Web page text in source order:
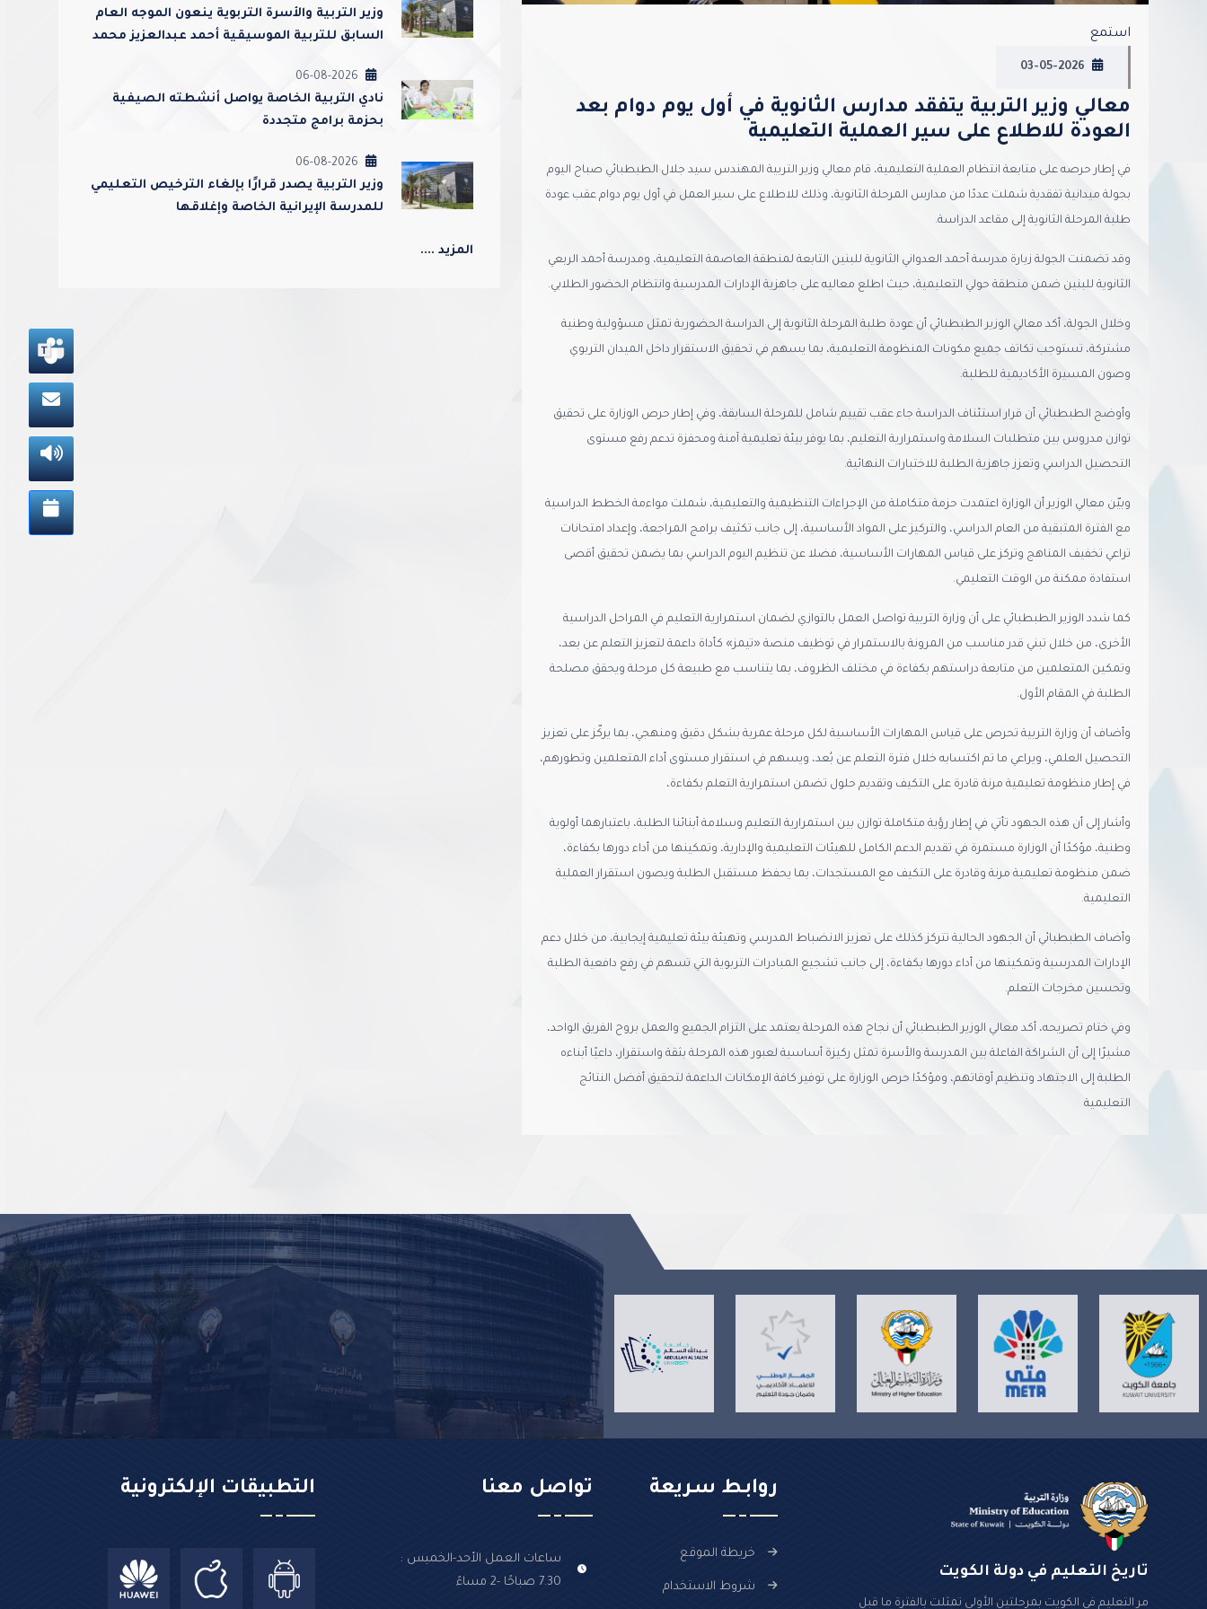
استمع
03-05-2026
معالي وزير التربية يتفقد مدارس الثانوية في أول يوم دوام بعد
العودة للاطلاع على سير العملية التعليمية
في إطار حرصه على متابعة انتظام العملية التعليمية، قام معالي وزير التربية المهندس سيد جلال الطبطبائي صباح اليوم
بجولة ميدانية تفقدية شملت عددًا من مدارس المرحلة الثانوية، وذلك للاطلاع على سير العمل في أول يوم دوام عقب عودة
طلبة المرحلة الثانوية إلى مقاعد الدراسة.
وقد تضمنت الجولة زيارة مدرسة أحمد العدواني الثانوية للبنين التابعة لمنطقة العاصمة التعليمية، ومدرسة أحمد الربعي
الثانوية للبنين ضمن منطقة حولي التعليمية، حيث اطلع معاليه على جاهزية الإدارات المدرسية وانتظام الحضور الطلابي.
وخلال الجولة، أكد معالي الوزير الطبطبائي أن عودة طلبة المرحلة الثانوية إلى الدراسة الحضورية تمثل مسؤولية وطنية
مشتركة، تستوجب تكاتف جميع مكونات المنظومة التعليمية، بما يسهم في تحقيق الاستقرار داخل الميدان التربوي
وصون المسيرة الأكاديمية للطلبة.
وأوضح الطبطبائي أن قرار استئناف الدراسة جاء عقب تقييم شامل للمرحلة السابقة، وفي إطار حرص الوزارة على تحقيق
توازن مدروس بين متطلبات السلامة واستمرارية التعليم، بما يوفر بيئة تعليمية آمنة ومحفزة تدعم رفع مستوى
التحصيل الدراسي وتعزز جاهزية الطلبة للاختبارات النهائية.
وبيّن معالي الوزير أن الوزارة اعتمدت حزمة متكاملة من الإجراءات التنظيمية والتعليمية، شملت مواءمة الخطط الدراسية
مع الفترة المتبقية من العام الدراسي، والتركيز على المواد الأساسية، إلى جانب تكثيف برامج المراجعة، وإعداد امتحانات
تراعي تخفيف المناهج وتركز على قياس المهارات الأساسية، فضلا عن تنظيم اليوم الدراسي بما يضمن تحقيق أقصى
استفادة ممكنة من الوقت التعليمي.
كما شدد الوزير الطبطبائي على أن وزارة التربية تواصل العمل بالتوازي لضمان استمرارية التعليم في المراحل الدراسية
الأخرى، من خلال تبني قدر مناسب من المرونة بالاستمرار في توظيف منصة «تيمز» كأداة داعمة لتعزيز التعلم عن بعد،
وتمكين المتعلمين من متابعة دراستهم بكفاءة في مختلف الظروف، بما يتناسب مع طبيعة كل مرحلة ويحقق مصلحة
الطلبة في المقام الأول.
وأضاف أن وزارة التربية تحرص على قياس المهارات الأساسية لكل مرحلة عمرية بشكل دقيق ومنهجي، بما يركّز على تعزيز
التحصيل العلمي، ويراعي ما تم اكتسابه خلال فترة التعلم عن بُعد، ويسهم في استقرار مستوى أداء المتعلمين وتطورهم،
في إطار منظومة تعليمية مرنة قادرة على التكيف وتقديم حلول تضمن استمرارية التعلم بكفاءة،
وأشار إلى أن هذه الجهود تأتي في إطار رؤية متكاملة توازن بين استمرارية التعليم وسلامة أبنائنا الطلبة، باعتبارهما أولوية
وطنية، مؤكدًا أن الوزارة مستمرة في تقديم الدعم الكامل للهيئات التعليمية والإدارية، وتمكينها من أداء دورها بكفاءة،
ضمن منظومة تعليمية مرنة وقادرة على التكيف مع المستجدات، بما يحفظ مستقبل الطلبة ويصون استقرار العملية
التعليمية.
وأضاف الطبطبائي أن الجهود الحالية تتركز كذلك على تعزيز الانضباط المدرسي وتهيئة بيئة تعليمية إيجابية، من خلال دعم
الإدارات المدرسية وتمكينها من أداء دورها بكفاءة، إلى جانب تشجيع المبادرات التربوية التي تسهم في رفع دافعية الطلبة
وتحسين مخرجات التعلم.
وفي ختام تصريحه، أكد معالي الوزير الطبطبائي أن نجاح هذه المرحلة يعتمد على التزام الجميع والعمل بروح الفريق الواحد،
مشيرًا إلى أن الشراكة الفاعلة بين المدرسة والأسرة تمثل ركيزة أساسية لعبور هذه المرحلة بثقة واستقرار، داعيًا أبناءه
الطلبة إلى الاجتهاد وتنظيم أوقاتهم، ومؤكدًا حرص الوزارة على توفير كافة الإمكانات الداعمة لتحقيق أفضل النتائج
التعليمية
وزير التربية والأسرة التربوية ينعون الموجه العام
السابق للتربية الموسيقية أحمد عبدالعزيز محمد
06-08-2026
نادي التربية الخاصة يواصل أنشطته الصيفية
بحزمة برامج متجددة
06-08-2026
وزير التربية يصدر قرارًا بإلغاء الترخيص التعليمي
للمدرسة الإيرانية الخاصة وإغلاقها
المزيد ....
تاريخ التعليم في دولة الكويت
مر التعليم في الكويت بمرحلتين الأولى تمثلت بالفترة ما قبل
روابـط سـريعة
خريطة الموقع
شروط الاستخدام
تواصل معنا
ساعات العمل الأحد-الخميس :
7.30 صباحًا -2 مساءً
التطبيقات الإلكترونية